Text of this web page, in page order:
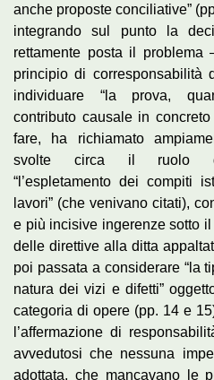
anche proposte conciliative”
integrando sul punto la
rettamente posta il
principio di corresponsabilità
individuare “la prova,
contributo causale in
fare, ha richiamato
svolte circa il ruolo
“l’espletamento dei compiti
lavori” (che venivano citati),
e più incisive ingerenze sotto
delle direttive alla ditta
poi passata a considerare “la
natura dei vizi e difetti”
categoria di opere (pp. 14 e
l’affermazione di
avvedutosi che nessuna
adottata, che mancavano le